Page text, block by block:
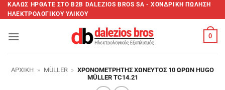
Μετάβαση
στο
ΚΑΛΩΣ ΗΡΘΑΤΕ ΣTO B2B DALEZIOS BROS SA - XΟΝΔΡΙΚΗ ΠΩΛΗΣΗ
ΗΛΕΚΤΡΟΛΟΓΙΚΟΥ ΥΛΙΚΟΥ
0
ΑΡΧΙΚΉ » MÜLLER » ΧΡΟΝΟΜΕΤΡΗΤΉΣ ΧΩΝΕΥΤΌΣ 10 ΩΡΏΝ HUGO
MÜLLER TC14.21